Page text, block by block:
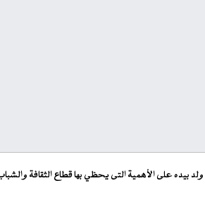
بيده على الأهمية التى يحظي بها قطاع الثقافة